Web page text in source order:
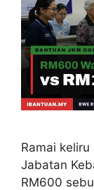
Ramai
Jabatan
RM600